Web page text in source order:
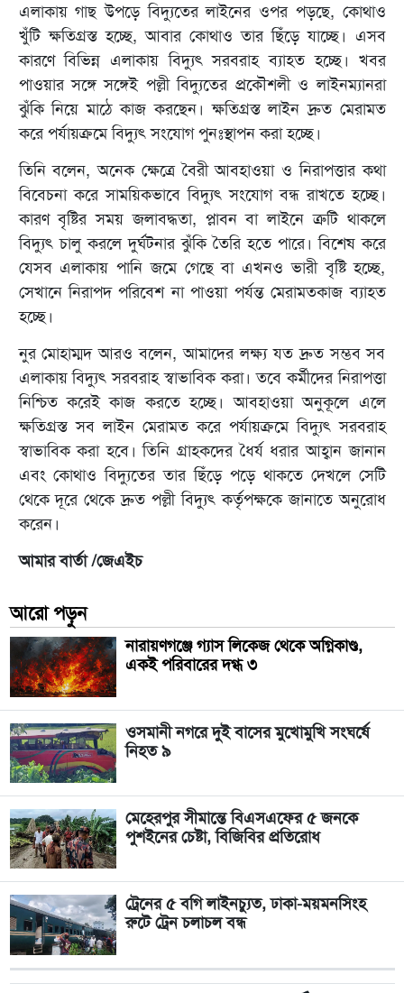
এলাকায় গাছ উপড়ে বিদ্যুতের লাইনের ওপর পড়ছে, কোথাও
খুঁটি ক্ষতিগ্রস্ত হচ্ছে, আবার কোথাও তার ছিঁড়ে যাচ্ছে। এসব
কারণে বিভিন্ন এলাকায় বিদ্যুৎ সরবরাহ ব্যাহত হচ্ছে। খবর
পাওয়ার সঙ্গে সঙ্গেই পল্লী বিদ্যুতের প্রকৌশলী ও লাইনম্যানরা
ঝুঁকি নিয়ে মাঠে কাজ করছেন। ক্ষতিগ্রস্ত লাইন দ্রুত মেরামত
করে পর্যায়ক্রমে বিদ্যুৎ সংযোগ পুনঃস্থাপন করা হচ্ছে।
তিনি বলেন, অনেক ক্ষেত্রে বৈরী আবহাওয়া ও নিরাপত্তার কথা
বিবেচনা করে সাময়িকভাবে বিদ্যুৎ সংযোগ বন্ধ রাখতে হচ্ছে।
কারণ বৃষ্টির সময় জলাবদ্ধতা, প্লাবন বা লাইনে ত্রুটি থাকলে
বিদ্যুৎ চালু করলে দুর্ঘটনার ঝুঁকি তৈরি হতে পারে। বিশেষ করে
যেসব এলাকায় পানি জমে গেছে বা এখনও ভারী বৃষ্টি হচ্ছে,
সেখানে নিরাপদ পরিবেশ না পাওয়া পর্যন্ত মেরামতকাজ ব্যাহত
হচ্ছে।
নুর মোহাম্মদ আরও বলেন, আমাদের লক্ষ্য যত দ্রুত সম্ভব সব
এলাকায় বিদ্যুৎ সরবরাহ স্বাভাবিক করা। তবে কর্মীদের নিরাপত্তা
নিশ্চিত করেই কাজ করতে হচ্ছে। আবহাওয়া অনুকূলে এলে
ক্ষতিগ্রস্ত সব লাইন মেরামত করে পর্যায়ক্রমে বিদ্যুৎ সরবরাহ
স্বাভাবিক করা হবে। তিনি গ্রাহকদের ধৈর্য ধরার আহ্বান জানান
এবং কোথাও বিদ্যুতের তার ছিঁড়ে পড়ে থাকতে দেখলে সেটি
থেকে দূরে থেকে দ্রুত পল্লী বিদ্যুৎ কর্তৃপক্ষকে জানাতে অনুরোধ
করেন।
আমার বার্তা /জেএইচ
আরো পড়ুন
নারায়ণগঞ্জে গ্যাস লিকেজ থেকে অগ্নিকাণ্ড,
একই পরিবারের দগ্ধ ৩
ওসমানী নগরে দুই বাসের মুখোমুখি সংঘর্ষে
নিহত ৯
মেহেরপুর সীমান্তে বিএসএফের ৫ জনকে
পুশইনের চেষ্টা, বিজিবির প্রতিরোধ
ট্রেনের ৫ বগি লাইনচ্যুত, ঢাকা-ময়মনসিংহ
রুটে ট্রেন চলাচল বন্ধ